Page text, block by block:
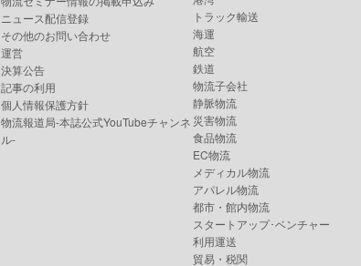
ニュース配信登録
その他のお問い合わせ
運営
決算公告
記事の利用
個人情報保護方針
物流報道局-本誌公式YouTubeチャンネ
ル-
トラック輸送
海運
航空
鉄道
物流子会社
静脈物流
災害物流
食品物流
EC物流
メディカル物流
アパレル物流
都市・館内物流
スタートアップ･ベンチャー
利用運送
貿易・税関